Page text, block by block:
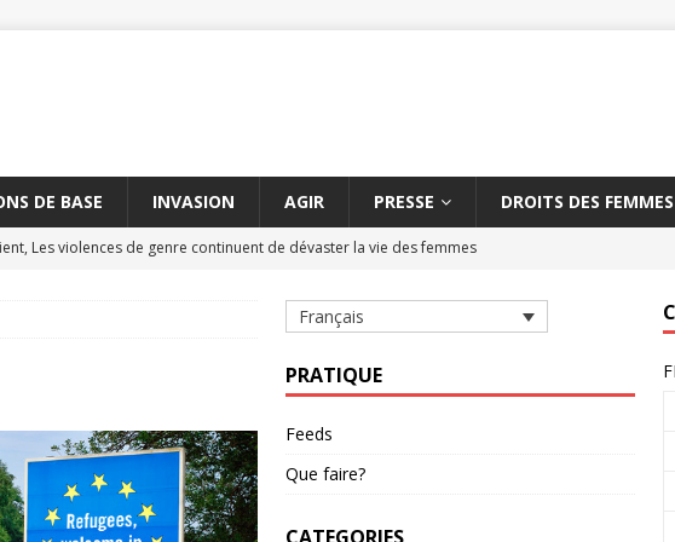
DE BASE INVASION AGIR PRESSE DROITS DES FEMMES
Les violences de genre continuent de dévaster la vie des femmes
les massacres de civils par des armes explosives
AMNESTY
à Aksoum peut constituer un crime contre l'humanité
entre la Turquie et l'UE dure depuis cinq ans
Français
PRATIQUE
Feeds
Que faire?